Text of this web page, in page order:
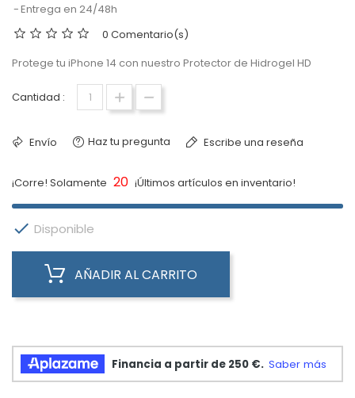
Entrega en 24/48h
0 Comentario(s)
Protege tu iPhone 14 con nuestro Protector de Hidrogel HD
Cantidad :
Envío Haz tu pregunta Escribe una reseña
¡Corre! Solamente 20 ¡Últimos artículos en inventario!
 Disponible
AÑADIR AL CARRITO